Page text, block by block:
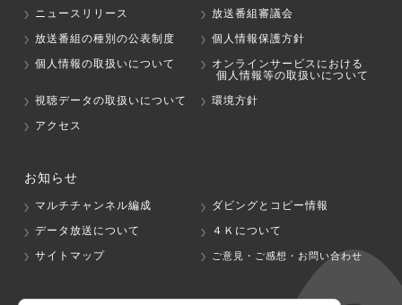
ニュースリリース
放送番組審議会
放送番組の種別の公表制度
個人情報保護方針
個人情報の取扱いについて
オンラインサービスにおける
個人情報等の取扱いについて
視聴データの取扱いについて
環境方針
アクセス
お知らせ
マルチチャンネル編成
ダビングとコピー情報
データ放送について
４Ｋについて
サイトマップ
ご意見・ご感想・お問い合わせ